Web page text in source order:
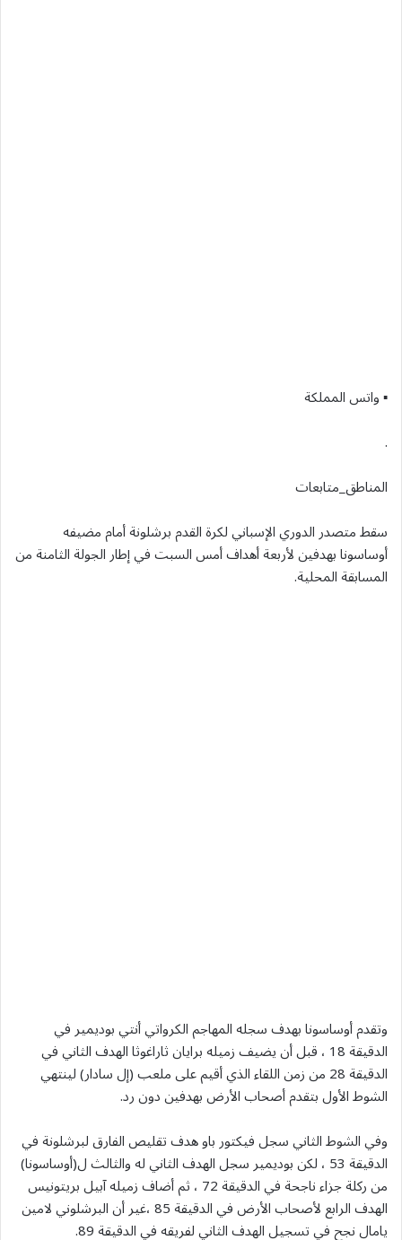
▪︎ واتس المملكة
.
المناطق_متابعات
سقط متصدر الدوري الإسباني لكرة القدم برشلونة أمام مضيفه
أوساسونا بهدفين لأربعة أهداف أمس السبت في إطار الجولة الثامنة من
المسابقة المحلية.
وتقدم أوساسونا بهدف سجله المهاجم الكرواتي أنتي بوديمير في
الدقيقة 18 ، قبل أن يضيف زميله برايان ثاراغوثا الهدف الثاني في
الدقيقة 28 من زمن اللقاء الذي أقيم على ملعب (إل سادار) لينتهي
الشوط الأول بتقدم أصحاب الأرض بهدفين دون رد.
وفي الشوط الثاني سجل فيكتور باو هدف تقليص الفارق لبرشلونة في
الدقيقة 53 ، لكن بوديمير سجل الهدف الثاني له والثالث ل(أوساسونا)
من ركلة جزاء ناجحة في الدقيقة 72 ، ثم أضاف زميله آبيل بريتونيس
الهدف الرابع لأصحاب الأرض في الدقيقة 85 ،غير أن البرشلوني لامين
يامال نجح في تسجيل الهدف الثاني لفريقه في الدقيقة 89.